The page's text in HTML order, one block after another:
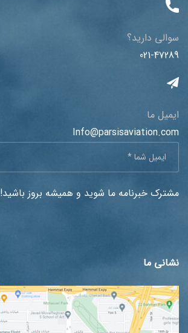
سوالی دارید؟
021-47289
ایمیل ما
Info@parsisaviation.com
مشترک خبرنامه ما شوید و همیشه بروز باشید!
نشانی ما